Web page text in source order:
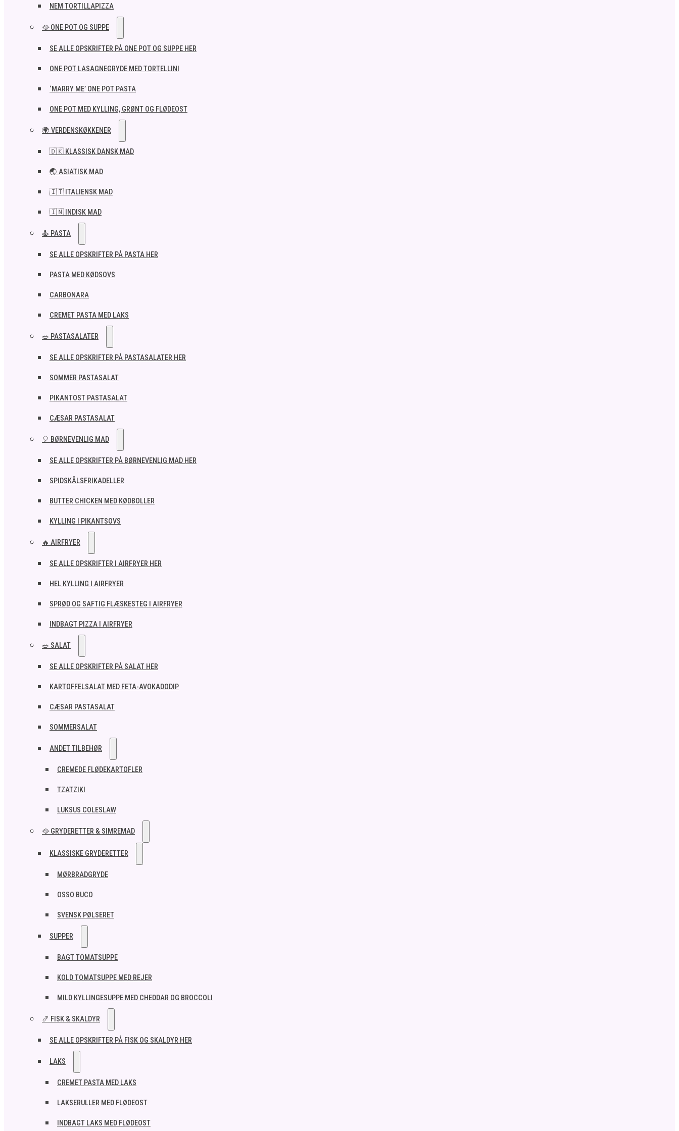
NEM TORTILLAPIZZA
🥘 ONE POT OG SUPPE
SE ALLE OPSKRIFTER PÅ ONE POT OG SUPPE HER
ONE POT LASAGNEGRYDE MED TORTELLINI
‘MARRY ME’ ONE POT PASTA
ONE POT MED KYLLING, GRØNT OG FLØDEOST
🌍 VERDENSKØKKENER
🇩🇰 KLASSISK DANSK MAD
🌏 ASIATISK MAD
🇮🇹 ITALIENSK MAD​
🇮🇳 INDISK MAD​
🍝 PASTA
SE ALLE OPSKRIFTER PÅ PASTA HER
PASTA MED KØDSOVS
CARBONARA
CREMET PASTA MED LAKS
🥗 PASTASALATER
SE ALLE OPSKRIFTER PÅ PASTASALATER HER
SOMMER PASTASALAT
PIKANTOST PASTASALAT
CÆSAR PASTASALAT
🎈 BØRNEVENLIG MAD
SE ALLE OPSKRIFTER PÅ BØRNEVENLIG MAD HER
SPIDSKÅLSFRIKADELLER
BUTTER CHICKEN MED KØDBOLLER
KYLLING I PIKANTSOVS
🔥 AIRFRYER
SE ALLE OPSKRIFTER I AIRFRYER HER
HEL KYLLING I AIRFRYER
SPRØD OG SAFTIG FLÆSKESTEG I AIRFRYER
INDBAGT PIZZA I AIRFRYER
🥗 SALAT
SE ALLE OPSKRIFTER PÅ SALAT HER
KARTOFFELSALAT MED FETA-AVOKADODIP
CÆSAR PASTASALAT
SOMMERSALAT
ANDET TILBEHØR
CREMEDE FLØDEKARTOFLER
TZATZIKI
LUKSUS COLESLAW
🥘 GRYDERETTER & SIMREMAD
KLASSISKE GRYDERETTER
MØRBRADGRYDE
OSSO BUCO
SVENSK PØLSERET
SUPPER
BAGT TOMATSUPPE
KOLD TOMATSUPPE MED REJER
MILD KYLLINGESUPPE MED CHEDDAR OG BROCCOLI
🍤 FISK & SKALDYR
SE ALLE OPSKRIFTER PÅ FISK OG SKALDYR HER
LAKS
CREMET PASTA MED LAKS
LAKSERULLER MED FLØDEOST
INDBAGT LAKS MED FLØDEOST